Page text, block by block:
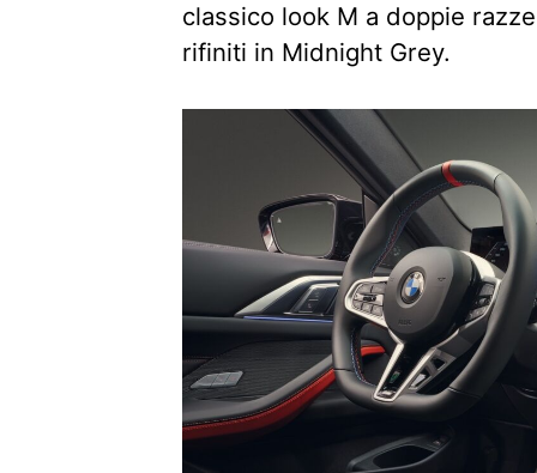
classico look M a doppie
rifiniti in Midnight Grey.